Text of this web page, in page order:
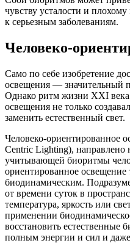
чувству усталости и
к серьезным заболеваниям.
Человеко-
Само по себе изобретение
освещения — значительный
Однако ритм жизни XXI века
освещения не только
заменить естественный свет.
Человеко-ориентированное
Centric Lighting), направлено
учитывающей биоритмы
ориентированное
биодинамическим.
от времени суток в
температура, яркость или
применении
восстановить естественные
полным энергии и сил и